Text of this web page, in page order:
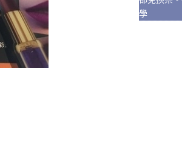
學